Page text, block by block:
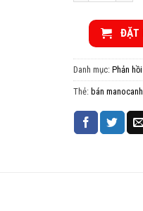
ĐẶT
Danh mục: Phản
Thẻ: bán